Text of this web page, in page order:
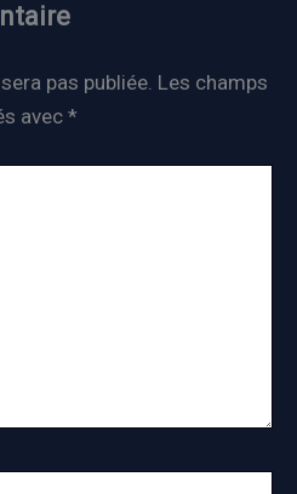
pas publiée. Les champs
avec *